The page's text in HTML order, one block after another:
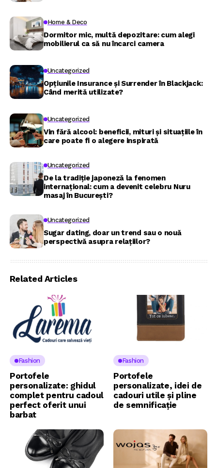
Home & Deco
Dormitor mic, multă depozitare: cum alegi
mobilierul ca să nu încarci camera
Uncategorized
Opțiunile Insurance și Surrender în Blackjack:
Când merită utilizate?
Uncategorized
Vin fără alcool: beneficii, mituri și situațiile în
care poate fi o alegere inspirată
Uncategorized
De la tradiție japoneză la fenomen
internațional: cum a devenit celebru Nuru
masaj în București?
Uncategorized
Sugar dating, doar un trend sau o nouă
perspectivă asupra relațiilor?
Related Articles
Fashion
Portofele
personalizate: ghidul
complet pentru cadoul
perfect oferit unui
barbat
Fashion
Portofele
personalizate, idei de
cadouri utile și pline
de semnificație